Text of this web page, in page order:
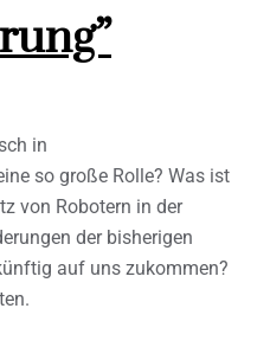
in
so große Rolle? Was ist
von Robotern in der
der bisherigen
auf uns zukommen?